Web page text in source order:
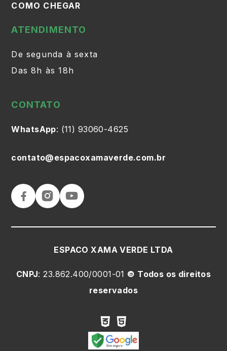
COMO CHEGAR
ATENDIMENTO
De segunda à sexta
Das 8h às 18h
CONTATO
WhatsApp: (11) 93060-4625
contato@espacoxamaverde.com.br
ESPACO XAMA VERDE LTDA
CNPJ: 23.862.400/0001-01 © Todos os direitos
reservados